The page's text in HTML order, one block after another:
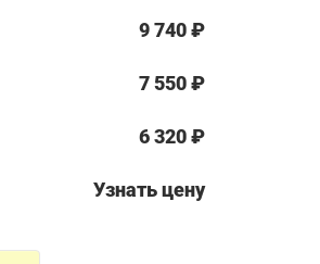
9 740 ₽
7 550 ₽
6 320 ₽
Узнать цену